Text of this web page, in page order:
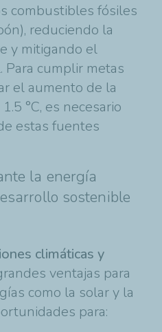
combustibles fósiles
reduciendo la
y mitigando el
cumplir metas
el aumento de la
°C, es necesario
estas fuentes
la energía
sostenible
climáticas y
ventajas para
como la solar y la
para: